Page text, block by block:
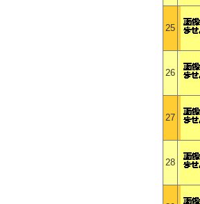
25
26
27
28